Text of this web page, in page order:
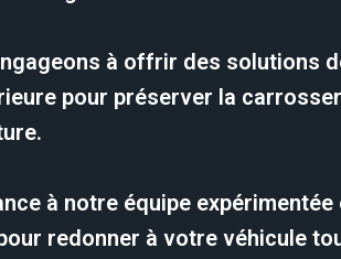
à offrir des solutions
pour préserver la
à notre équipe expérimentée
redonner à votre véhicule